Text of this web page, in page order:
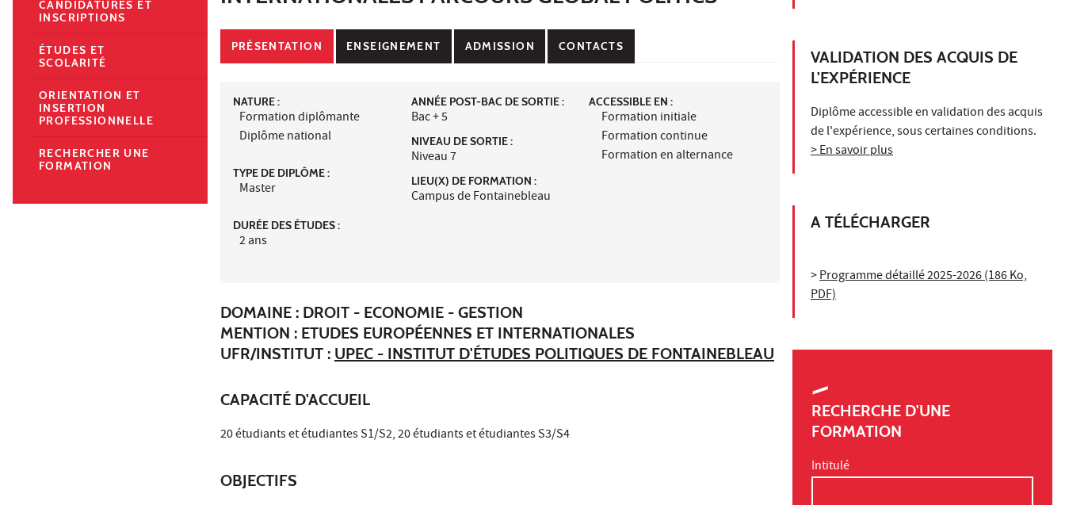
PRÉSENTATION ENSEIGNEMENT ADMISSION CONTACTS
NATURE :
Formation diplômante
Diplôme national
TYPE DE DIPLÔME :
Master
DURÉE DES ÉTUDES :
2 ans
ANNÉE POST-BAC DE SORTIE :
Bac + 5
NIVEAU DE SORTIE :
Niveau 7
LIEU(X) DE FORMATION :
Campus de Fontainebleau
ACCESSIBLE EN :
Formation initiale
Formation continue
Formation en alternance
DOMAINE : DROIT - ECONOMIE - GESTION
MENTION : ETUDES EUROPÉENNES ET INTERNATIONALES
UFR/INSTITUT : UPEC - INSTITUT D'ÉTUDES POLITIQUES DE FONTAINEBLEAU
CAPACITÉ D'ACCUEIL
20 étudiants et étudiantes S1/S2, 20 étudiants et étudiantes S3/S4
OBJECTIFS
VALIDATION DES ACQUIS DE
L'EXPÉRIENCE
Diplôme accessible en validation des acquis
de l'expérience, sous certaines conditions.
> En savoir plus
A TÉLÉCHARGER
>Programme détaillé 2025-2026 (186 Ko,
PDF)
RECHERCHE D'UNE
FORMATION
Intitulé
CANDIDATURES ET
INSCRIPTIONS
ÉTUDES ET
SCOLARITÉ
ORIENTATION ET
INSERTION
PROFESSIONNELLE
RECHERCHER UNE
FORMATION